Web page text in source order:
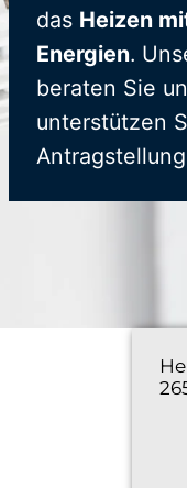
das Heizen
Energien.
beraten Sie
unterstützen